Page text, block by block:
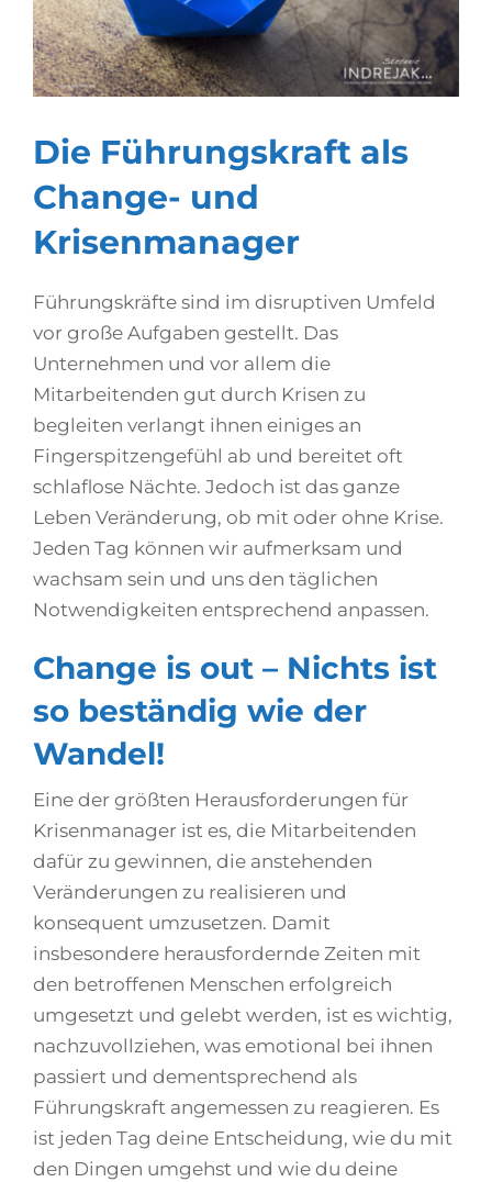
Die Führungskraft als
Change- und
Krisenmanager
Führungskräfte sind im disruptiven Umfeld
vor große Aufgaben gestellt. Das
Unternehmen und vor allem die
Mitarbeitenden gut durch Krisen zu
begleiten verlangt ihnen einiges an
Fingerspitzengefühl ab und bereitet oft
schlaflose Nächte. Jedoch ist das ganze
Leben Veränderung, ob mit oder ohne Krise.
Jeden Tag können wir aufmerksam und
wachsam sein und uns den täglichen
Notwendigkeiten entsprechend anpassen.
Change is out – Nichts ist
so beständig wie der
Wandel!
Eine der größten Herausforderungen für
Krisenmanager ist es, die Mitarbeitenden
dafür zu gewinnen, die anstehenden
Veränderungen zu realisieren und
konsequent umzusetzen. Damit
insbesondere herausfordernde Zeiten mit
den betroffenen Menschen erfolgreich
umgesetzt und gelebt werden, ist es wichtig,
nachzuvollziehen, was emotional bei ihnen
passiert und dementsprechend als
Führungskraft angemessen zu reagieren. Es
ist jeden Tag deine Entscheidung, wie du mit
den Dingen umgehst und wie du deine